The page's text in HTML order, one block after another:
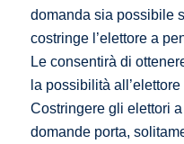
domanda sia possibile
costringe l’elettore a
Le consentirà di
la possibilità
Costringere gli elettori
domande porta,